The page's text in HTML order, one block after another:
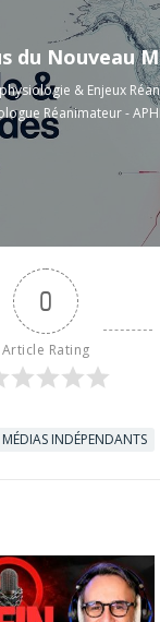
& Enjeux
Réanimateur -
0
Article Rating
MÉDIAS INDÉPENDANTS